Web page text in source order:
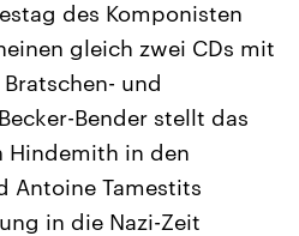
aus
USA
Aktuelle Beiträge,
Hintergründe
Wirtschaftlich und
gehören die Vereinigten
mit großem Einfluss auf
des Komponisten
gleich zwei CDs mit
und
Bender stellt das
Hindemith in den
Antoine Tamestits
in die Nazi-Zeit